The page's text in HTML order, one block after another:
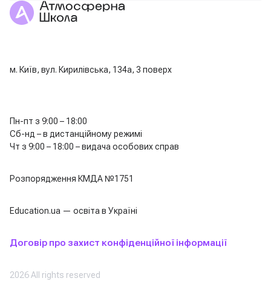
м. Київ, вул. Кирилівська, 134а, 3 поверх
Пн-пт з 9:00 – 18:00
Сб-нд – в дистанційному режимі
Чт з 9:00 – 18:00 – видача особових справ
Розпорядження КМДА №1751
Education.ua — освіта в Україні
Договір про захист конфіденційної інформації
2026 All rights reserved